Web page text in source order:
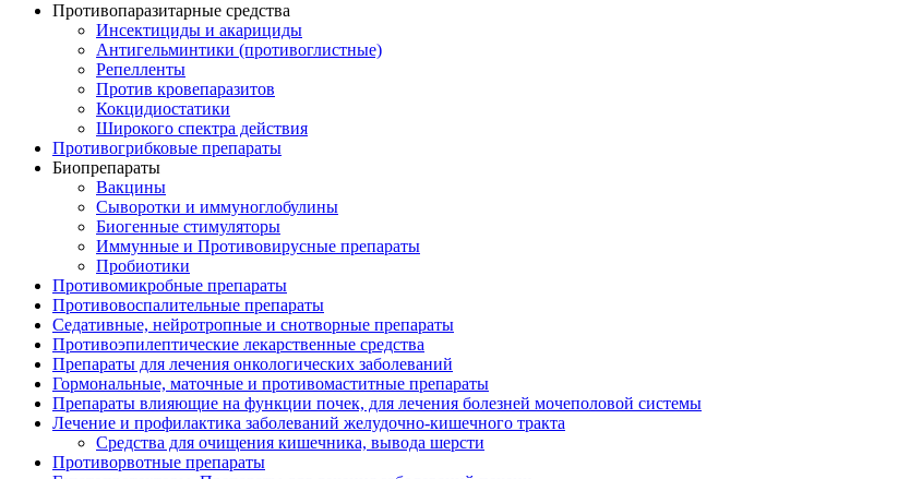
Противопаразитарные средства
Инсектициды и акарициды
Антигельминтики (противоглистные)
Репелленты
Против кровепаразитов
Кокцидиостатики
Широкого спектра действия
Противогрибковые препараты
Биопрепараты
Вакцины
Сыворотки и иммуноглобулины
Биогенные стимуляторы
Иммунные и Противовирусные препараты
Пробиотики
Противомикробные препараты
Противовоспалительные препараты
Седативные, нейротропные и снотворные препараты
Противоэпилептические лекарственные средства
Препараты для лечения онкологических заболеваний
Гормональные, маточные и противомаститные препараты
Препараты влияющие на функции почек, для лечения болезней мочеполовой системы
Лечение и профилактика заболеваний желудочно-кишечного тракта
Средства для очищения кишечника, вывода шерсти
Противорвотные препараты